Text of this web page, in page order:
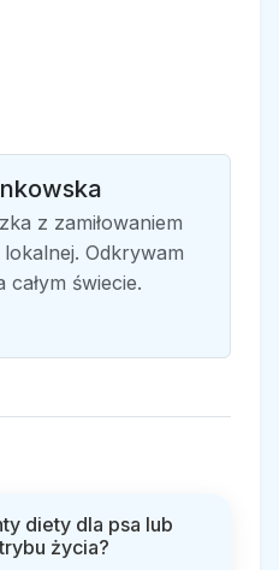
z zamiłowaniem
Odkrywam
całym świecie.
diety dla psa lub
życia?